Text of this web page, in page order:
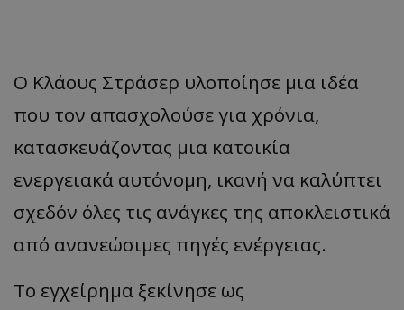
Ο Κλάους Στράσερ υλοποίησε μια ιδέα
που τον απασχολούσε για χρόνια,
κατασκευάζοντας μια κατοικία
ενεργειακά αυτόνομη, ικανή να καλύπτει
σχεδόν όλες τις ανάγκες της αποκλειστικά
από ανανεώσιμες πηγές ενέργειας.
Το εγχείρημα ξεκίνησε ως